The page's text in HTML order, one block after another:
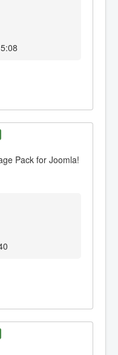
Pack for Joomla!